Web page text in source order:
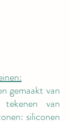
gemaakt van
tekenen van
siliconen